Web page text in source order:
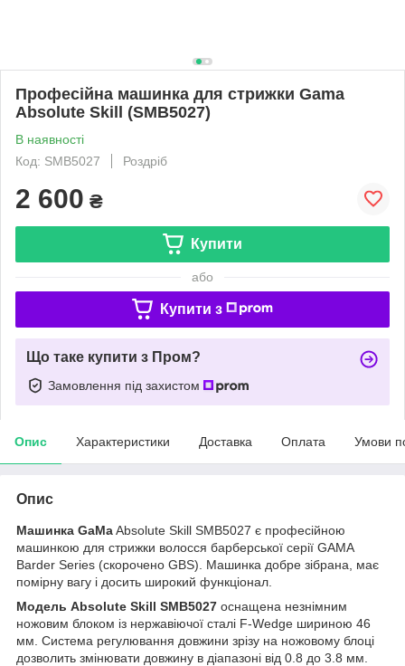
Професійна машинка для стрижки Gama
Absolute Skill (SMB5027)
В наявності
Код: SMB5027
Роздріб
2 600 ₴
Купити
або
Купити з
Що таке купити з Пром?
Замовлення під захистом
Опис Характеристики Доставка Оплата Умови
Опис
Машинка GaMaAbsolute Skill SMB5027 є професійною
машинкою для стрижки волосся барберської серії GAMA
Barder Series (скорочено GBS). Машинка добре зібрана, має
помірну вагу і досить широкий функціонал.
Модель Absolute Skill SMB5027 оснащена незнімним
ножовим блоком із нержавіючої сталі F-Wedge шириною 46
мм. Система регулювання довжини зрізу на ножовому блоці
дозволить змінювати довжину в діапазоні від 0.8 до 3.8 мм.